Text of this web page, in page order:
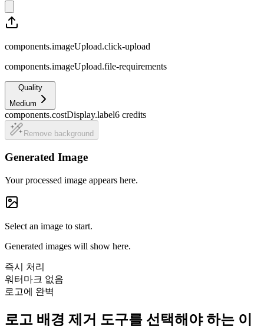
components.imageUpload.click-upload
components.imageUpload.file-requirements
Quality
Medium
components.costDisplay.label6 credits
Remove background
Generated Image
Your processed image appears here.
Select an image to start.
Generated images will show here.
즉시 처리
워터마크 없음
로고에 완벽
로고 배경 제거 도구를 선택해야 하는 이